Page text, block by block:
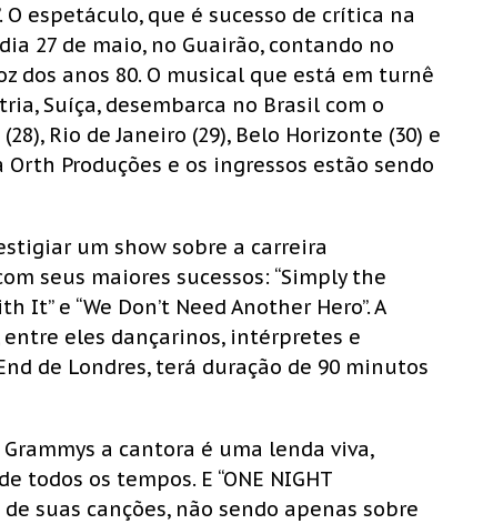
O espetáculo, que é sucesso de crítica na
27 de maio, no Guairão, contando no
dos anos 80. O musical que está em turnê
Suíça, desembarca no Brasil com o
Rio de Janeiro (29), Belo Horizonte (30) e
Produções e os ingressos estão sendo
um show sobre a carreira
seus maiores sucessos: “Simply the
It” e “We Don’t Need Another Hero”. A
eles dançarinos, intérpretes e
de Londres, terá duração de 90 minutos
a cantora é uma lenda viva,
os tempos. E “ONE NIGHT
suas canções, não sendo apenas sobre